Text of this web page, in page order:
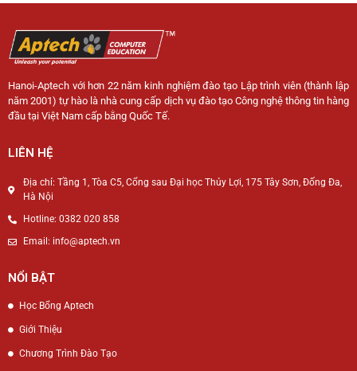
Hanoi-Aptech với hơn 22 năm kinh nghiệm đào tạo Lập trình viên (thành lập
năm 2001) tự hào là nhà cung cấp dịch vụ đào tạo Công nghệ thông tin hàng
đầu tại Việt Nam cấp bằng Quốc Tế.
LIÊN HỆ
Địa chỉ: Tầng 1, Tòa C5, Cổng sau Đại học Thủy Lợi, 175 Tây Sơn, Đống Đa,
Hà Nội
Hotline: 0382 020 858
Email: info@aptech.vn
NỔI BẬT
Học Bổng Aptech
Giới Thiệu
Chương Trình Đào Tạo